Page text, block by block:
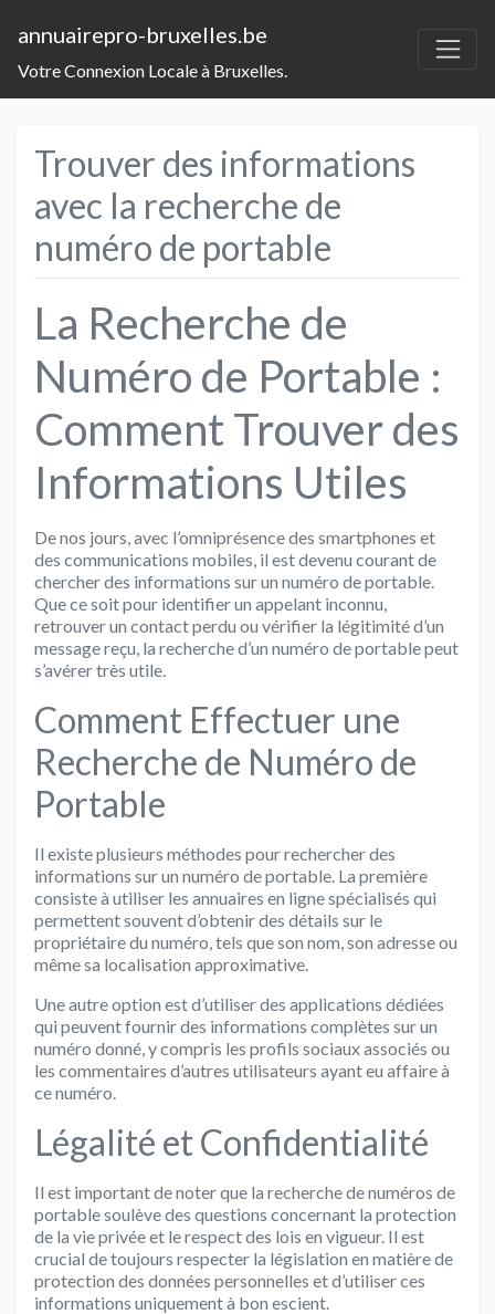
annuairepro-bruxelles.be
Votre Connexion Locale à Bruxelles.
Trouver des informations
avec la recherche de
numéro de portable
La Recherche de
Numéro de Portable :
Comment Trouver des
Informations Utiles
De nos jours, avec l’omniprésence des smartphones et
des communications mobiles, il est devenu courant de
chercher des informations sur un numéro de portable.
Que ce soit pour identifier un appelant inconnu,
retrouver un contact perdu ou vérifier la légitimité d’un
message reçu, la recherche d’un numéro de portable peut
s’avérer très utile.
Comment Effectuer une
Recherche de Numéro de
Portable
Il existe plusieurs méthodes pour rechercher des
informations sur un numéro de portable. La première
consiste à utiliser les annuaires en ligne spécialisés qui
permettent souvent d’obtenir des détails sur le
propriétaire du numéro, tels que son nom, son adresse ou
même sa localisation approximative.
Une autre option est d’utiliser des applications dédiées
qui peuvent fournir des informations complètes sur un
numéro donné, y compris les profils sociaux associés ou
les commentaires d’autres utilisateurs ayant eu affaire à
ce numéro.
Légalité et Confidentialité
Il est important de noter que la recherche de numéros de
portable soulève des questions concernant la protection
de la vie privée et le respect des lois en vigueur. Il est
crucial de toujours respecter la législation en matière de
protection des données personnelles et d’utiliser ces
informations uniquement à bon escient.